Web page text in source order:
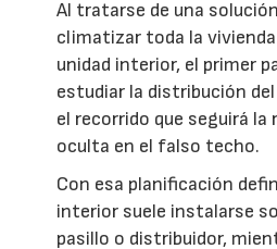
Al tratarse de una
climatizar toda la
unidad interior, el primer
estudiar la distribución
el recorrido que seguirá la
oculta en el falso techo.
Con esa planificación
interior suele instalarse
pasillo o distribuidor,